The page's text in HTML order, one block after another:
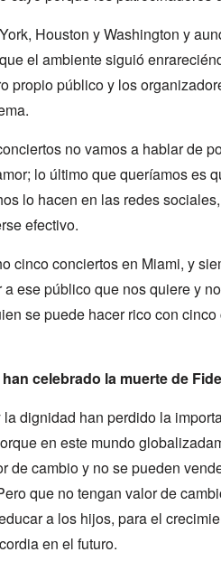
Houston y Washington y
el ambiente siguió
propio público y los
no vamos a hablar de
lo último que queríamos es
lo hacen en las redes
efectivo.
cinco conciertos en Miami, y
a ese público que nos quiere y
se puede hacer rico con
celebrado la muerte de
dignidad han perdido la
en este mundo
de cambio y no se pueden
que no tengan valor de
a los hijos, para el
en el futuro.